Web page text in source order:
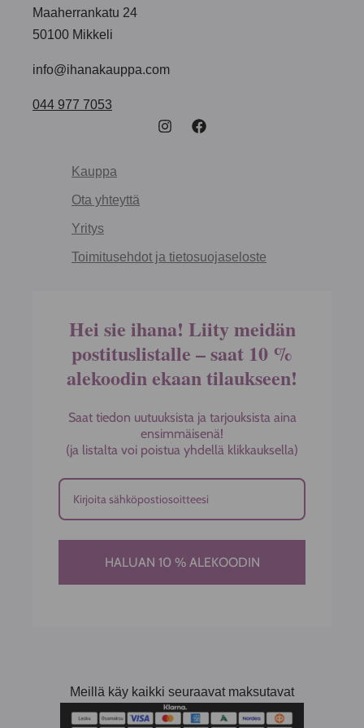
Maaherrankatu 24
50100 Mikkeli
info@ihanakauppa.com
044 977 7053
Kauppa
Ota yhteyttä
Yritys
Toimitusehdot ja tietosuojaseloste
Hei sie ihana! Liity meidän
postituslistalle – saat 10 %
alekoodin ekaan tilaukseen!
Saat tiedon uutuuksista ja tarjouksista aina
ensimmäisenä!
(ja listalta voi poistua yhdellä klikkauksella)
HALUAN 10 % ALEKOODIN
Meillä käy kaikki seuraavat maksutavat